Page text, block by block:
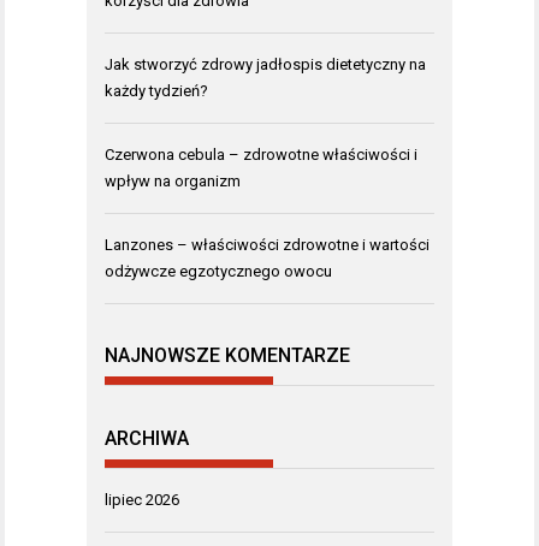
Jak stworzyć zdrowy jadłospis dietetyczny na
każdy tydzień?
Czerwona cebula – zdrowotne właściwości i
wpływ na organizm
Lanzones – właściwości zdrowotne i wartości
odżywcze egzotycznego owocu
NAJNOWSZE KOMENTARZE
ARCHIWA
lipiec 2026